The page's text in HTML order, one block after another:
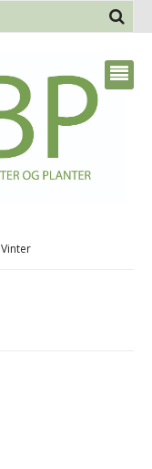
Vinter